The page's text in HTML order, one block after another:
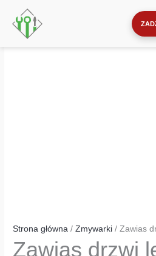
Przejdź
Strona główna /Zmywarki / Zawias
Zawias drzwi
ilość
Zawias
drzwi
lewy
zmywarki